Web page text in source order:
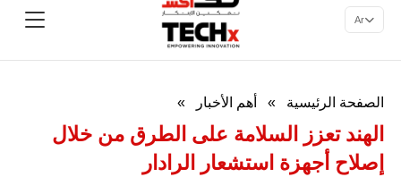
Ar
الصفحة الرئيسية » أهم الأخبار »
الهند تعزز السلامة على الطرق من خلال
إصلاح أجهزة استشعار الرادار